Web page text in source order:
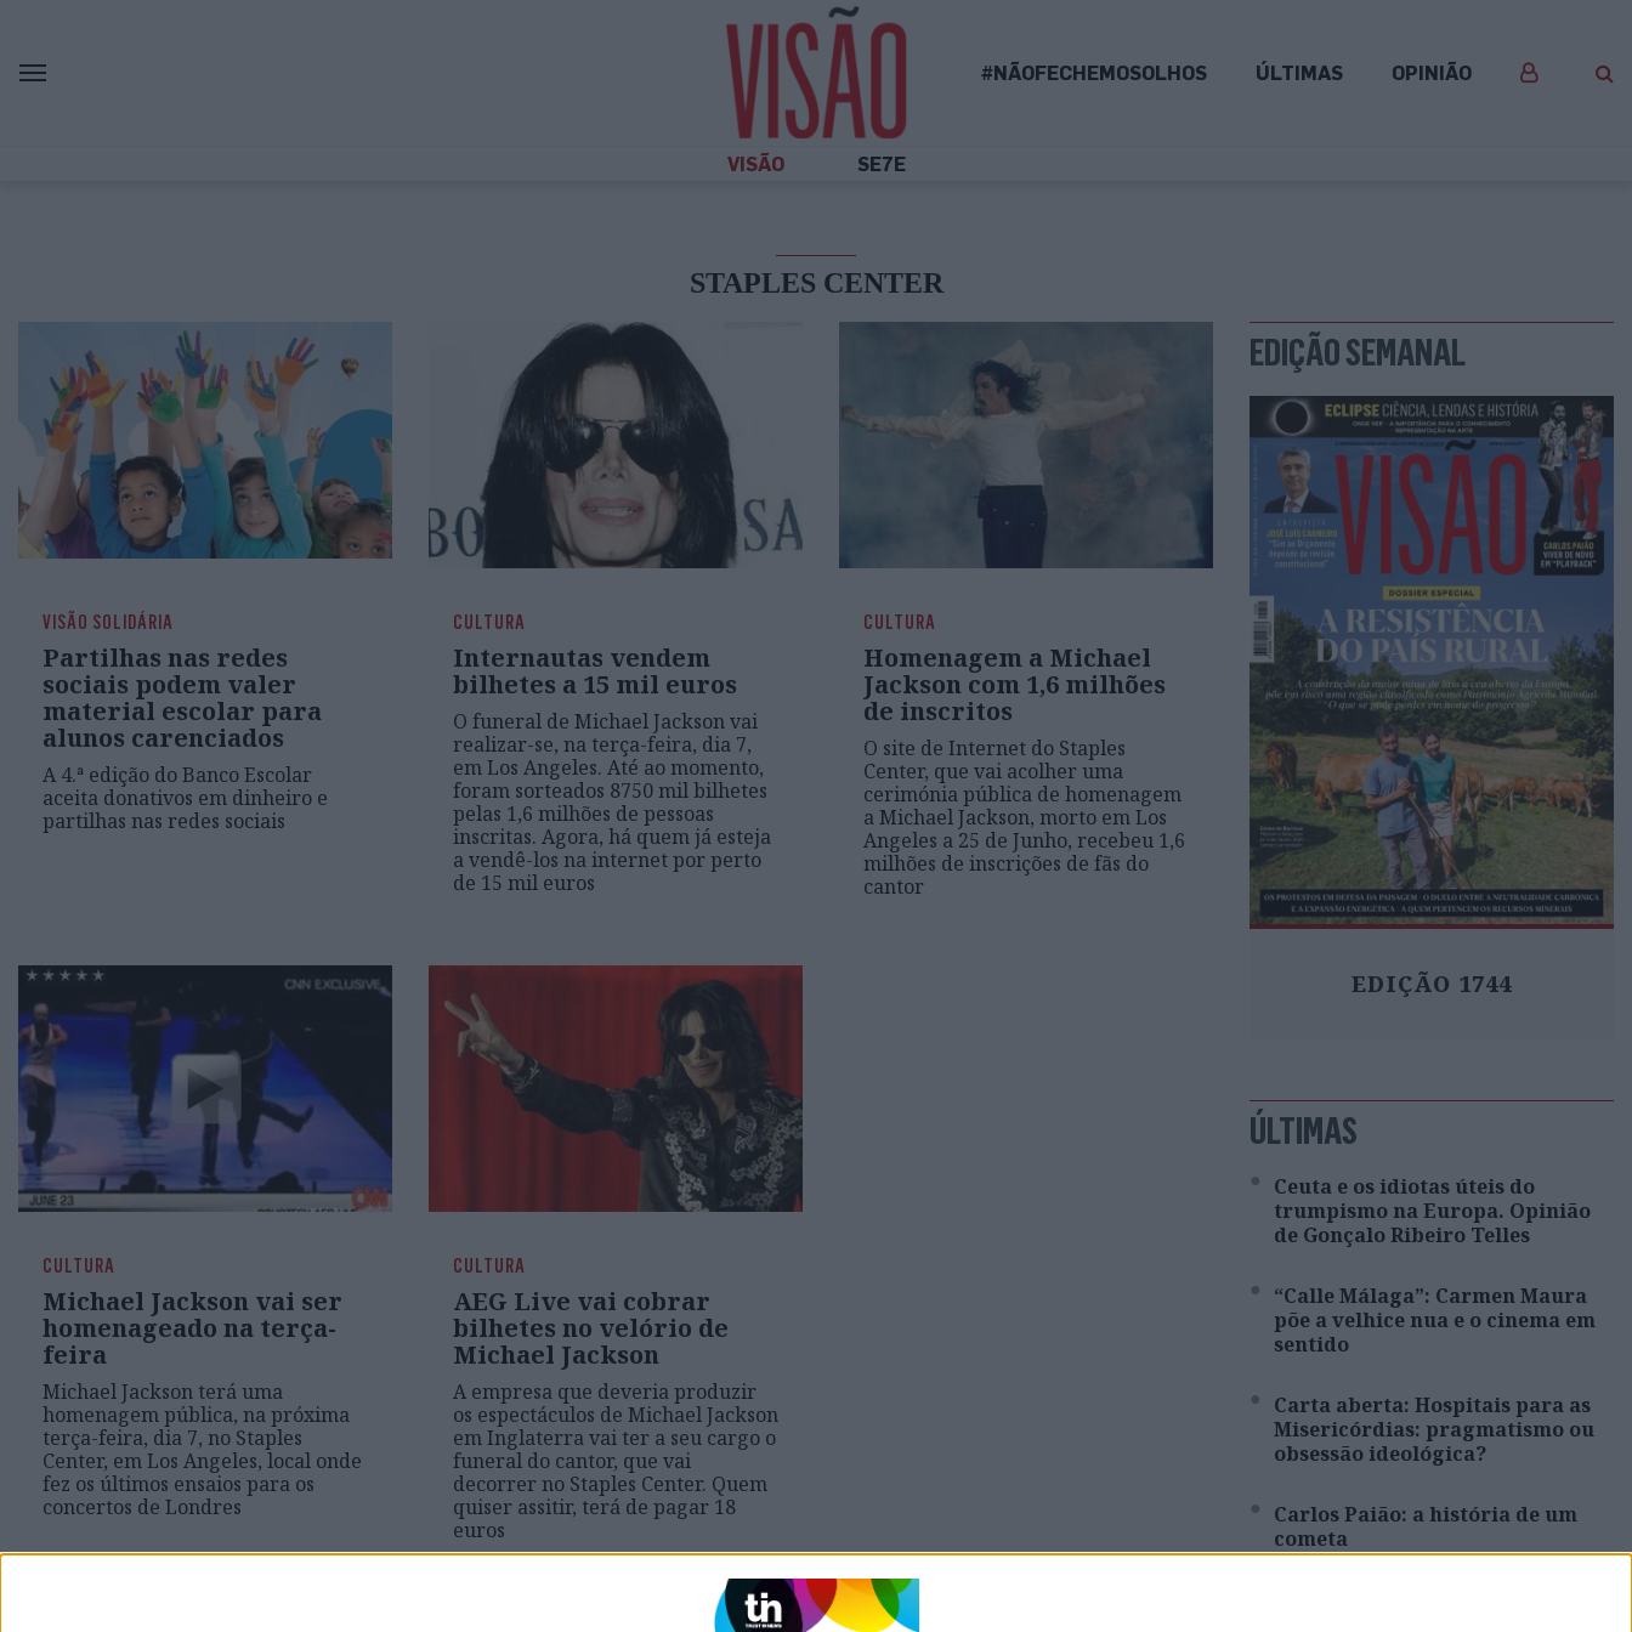
#NÃOFECHEMOSOLHOS ÚLTIMAS OPINIÃO
VISÃO SE7E
STAPLES CENTER
VISÃO SOLIDÁRIA
Partilhas nas redes
sociais podem valer
material escolar para
alunos carenciados
A 4.ª edição do Banco Escolar
aceita donativos em dinheiro e
partilhas nas redes sociais
CULTURA
Internautas vendem
bilhetes a 15 mil euros
O funeral de Michael Jackson vai
realizar-se, na terça-feira, dia 7,
em Los Angeles. Até ao momento,
foram sorteados 8750 mil bilhetes
pelas 1,6 milhões de pessoas
inscritas. Agora, há quem já esteja
a vendê-los na internet por perto
de 15 mil euros
CULTURA
Homenagem a Michael
Jackson com 1,6 milhões
de inscritos
O site de Internet do Staples
Center, que vai acolher uma
cerimónia pública de homenagem
a Michael Jackson, morto em Los
Angeles a 25 de Junho, recebeu 1,6
milhões de inscrições de fãs do
cantor
CULTURA
Michael Jackson vai ser
homenageado na terça-
feira
Michael Jackson terá uma
homenagem pública, na próxima
terça-feira, dia 7, no Staples
Center, em Los Angeles, local onde
fez os últimos ensaios para os
concertos de Londres
CULTURA
AEG Live vai cobrar
bilhetes no velório de
Michael Jackson
A empresa que deveria produzir
os espectáculos de Michael Jackson
em Inglaterra vai ter a seu cargo o
funeral do cantor, que vai
decorrer no Staples Center. Quem
quiser assitir, terá de pagar 18
euros
EDIÇÃO SEMANAL
EDIÇÃO 1744
ÚLTIMAS
Ceuta e os idiotas úteis do
trumpismo na Europa. Opinião
de Gonçalo Ribeiro Telles
“Calle Málaga”: Carmen Maura
põe a velhice nua e o cinema em
sentido
Carta aberta: Hospitais para as
Misericórdias: pragmatismo ou
obsessão ideológica?
Carlos Paião: a história de um
cometa